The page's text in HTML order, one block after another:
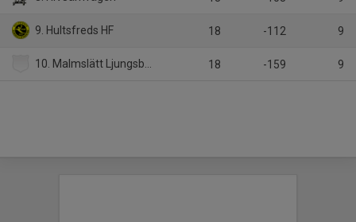
9. Hultsfreds HF 18 -112 9
10. Malmslätt Ljungsbro HF 18 -159 9